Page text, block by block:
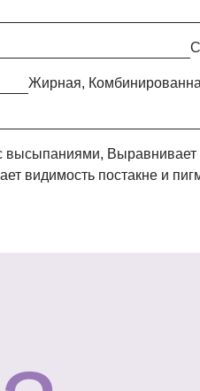
Жирная,
видимость постакне и